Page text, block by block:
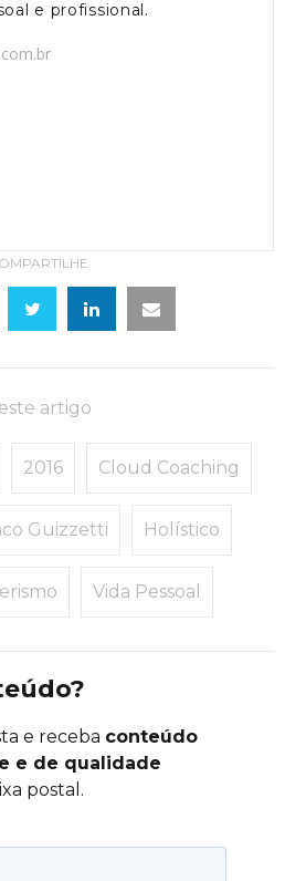
e profissional.
artigo
2016 Cloud Coaching
Guizzetti Holístico
Vida Pessoal
e receba conteúdo
e de qualidade
postal.